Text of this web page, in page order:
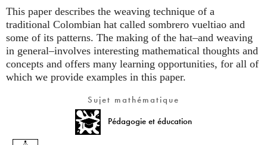
Español
Türkçe
Interactif
Films
Textes
Expositions
Plus...
*
Créer un nouveau compte
Demander un nouveau mot de passe
Mathematics
This paper describes the weaving technique of a
traditional Colombian hat called sombrero vueltiao and
some of its patterns. The making of the hat–and weaving
in general–involves interesting mathematical thoughts and
concepts and offers many learning opportunities, for all of
which we provide examples in this paper.
Sujet mathématique
Pédagogie et éducation